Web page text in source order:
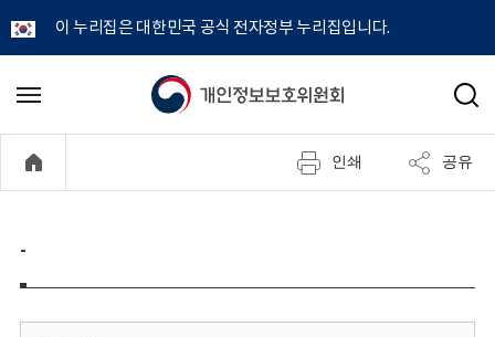
이 누리집은 대한민국 공식 전자정부 누리집입니다.
개
정
보
메
기
검
인쇄 공유
-